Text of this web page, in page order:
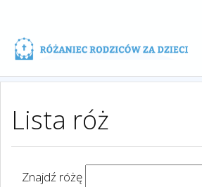
Lista róż
Znajdź różę